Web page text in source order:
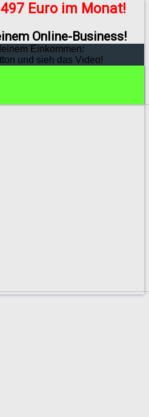
Euro im Monat!
Online-Business!
Einkommen:
und sieh das Video!